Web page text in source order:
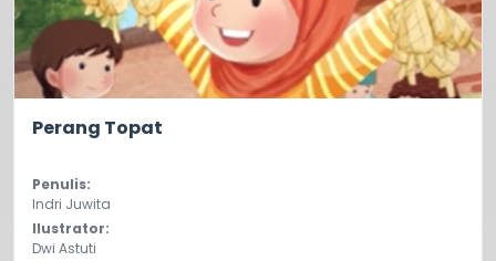
Perang Topat
Penulis:
Indri Juwita
Ilustrator:
Dwi Astuti